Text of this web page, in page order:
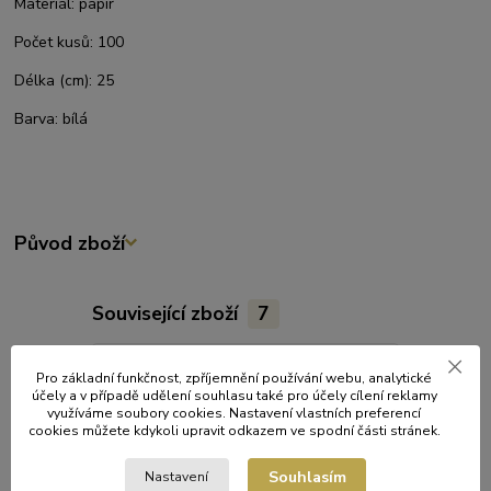
Počet kusů: 100
Délka (cm): 25
Barva: bílá
Původ zboží
Související zboží 7
Pro základní funkčnost, zpříjemnění používání webu, analytické
účely a v případě udělení souhlasu také pro účely cílení reklamy
využíváme soubory cookies. Nastavení vlastních preferencí
cookies můžete kdykoli upravit odkazem ve spodní části stránek.
Nastavení Souhlasím